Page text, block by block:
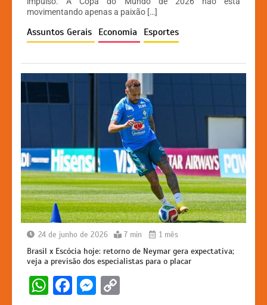
A
p
p
b
o
o
k
e
n
g
er
Li
n
k
movimentando apenas a paixão […]
Assuntos Gerais Economia Esportes
24 de junho de 2026 7 min 1 mês
Brasil x Escócia hoje: retorno de Neymar gera expectativa;
veja a previsão dos especialistas para o placar
W
F
M